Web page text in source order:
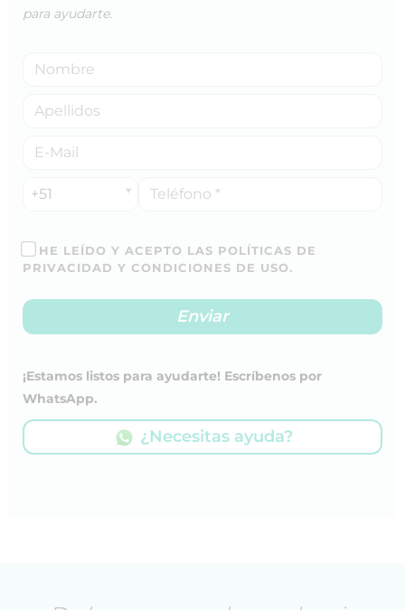
para ayudarte.
+51
HE LEÍDO Y ACEPTO LAS POLÍTICAS DE
PRIVACIDAD Y CONDICIONES DE USO.
¡Estamos listos para ayudarte! Escríbenos por
WhatsApp.
¿Necesitas ayuda?